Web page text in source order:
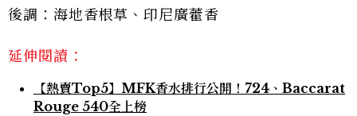
後調：海地香根草、印尼廣藿香
延伸閱讀：
【熱賣Top5】MFK香水排行公開！724、Baccarat
Rouge 540全上榜